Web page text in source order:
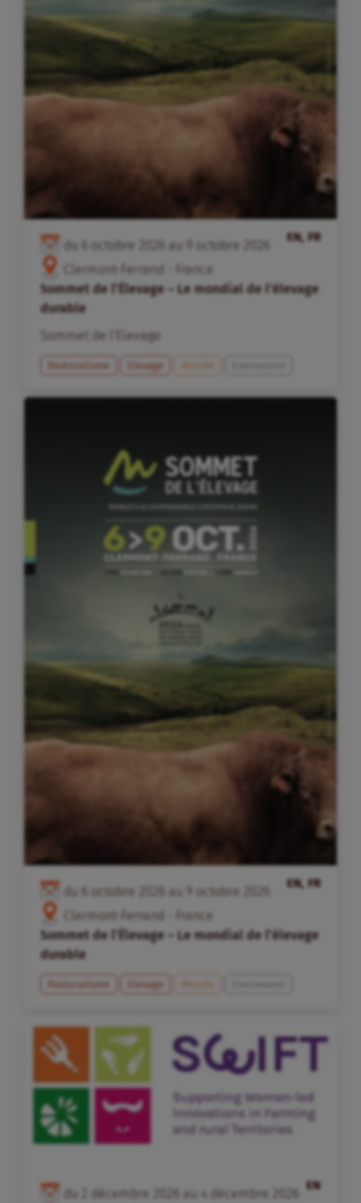
EN, FR
du octobre au octobre
Clermont-Ferrand - France
Sommet de l’Élevage – Le mondial de l’élevage
durable
Sommet de l'Elevage
Pastoralisme Elevage Monde
EN, FR
du octobre au octobre
Clermont-Ferrand - France
Sommet de l’Élevage – Le mondial de l’élevage
durable
Pastoralisme Elevage Monde
EN
du décembre au 4 décembre